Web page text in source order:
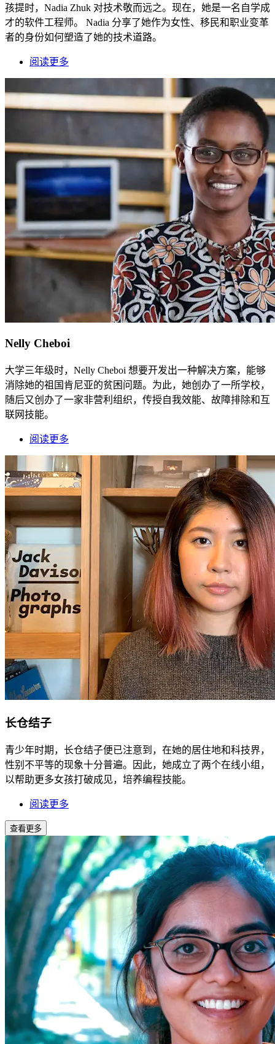
孩提时，Nadia Zhuk 对技术敬而远之。现在，她是一名自学成
才的软件工程师。 Nadia 分享了她作为女性、移民和职业变革
者的身份如何塑造了她的技术道路。
阅读更多
Nelly Cheboi
大学三年级时，Nelly Cheboi 想要开发出一种解决方案，能够
消除她的祖国肯尼亚的贫困问题。为此，她创办了一所学校，
随后又创办了一家非营利组织，传授自我效能、故障排除和互
联网技能。
阅读更多
长仓结子
青少年时期，长仓结子便已注意到，在她的居住地和科技界，
性别不平等的现象十分普遍。因此，她成立了两个在线小组，
以帮助更多女孩打破成见，培养编程技能。
阅读更多
查看更多